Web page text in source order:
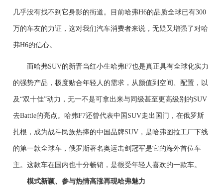
几乎没有找不到它身影的街道。 目前哈弗H6的品质全球已有300
万的车友的力证，这对我们汽车消费者来说 ，无疑又增强了对哈
弗H6的信心。
而哈弗SUV的新晋当红小生哈弗F7也是真正具有全球化实力
的强势产品 ，极度贴合年轻人的需求， 从颜值到空间、配置，以
及“双十佳”动力，无一不是可拿出来与同级甚至更高级别的SUV
去Battle的亮点。哈弗F7还曾代表中国SUV走出国门，在俄罗斯
扎根，成为战斗民族热捧的中国品牌SUV ，是哈弗图拉工厂下线
的第一款全球车，俄罗斯著名奥运击剑冠军是它的海外首位车
主。这款车在国内也十分畅销 ，是很受年轻人喜欢的一款车。
模式新颖、参与热情高涨再现哈弗魅力